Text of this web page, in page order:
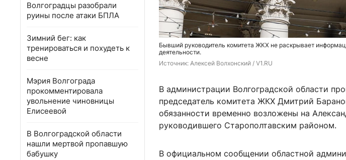
Волгоградцы разобрали
руины после атаки БПЛА
Зимний бег: как
тренироваться и похудеть к
весне
Мэрия Волгограда
прокомментировала
увольнение чиновницы
Елисеевой
В Волгоградской области
нашли мертвой пропавшую
бабушку
Бывший руководитель комитета ЖКХ не раскрывает
деятельности.
Источник: Алексей Волхонский / V1.RU
В администрации Волгоградской области
председатель комитета ЖКХ Дмитрий
обязанности временно возложены на
руководившего Старополтавским районом.
В официальном сообщении областной